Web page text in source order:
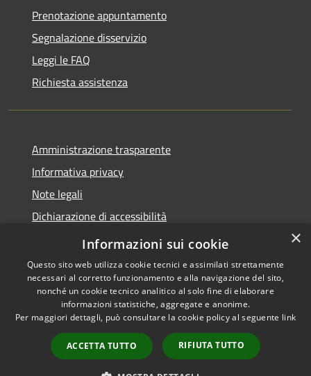
Prenotazione appuntamento
Segnalazione disservizio
Leggi le FAQ
Richiesta assistenza
Amministrazione trasparente
Informativa privacy
Note legali
Dichiarazione di accessibilità
Whistleblowing-segnalazione illeciti
Accessibilità
Copyright © 2026 • Comune di
Torre d'Isola • Powered by
Municipium•
Accesso
redazione
×
Informazioni sui cookie
Questo sito web utilizza cookie tecnici e assimilati strettamente
necessari al corretto funzionamento e alla navigazione del sito,
nonché un cookie tecnico analitico al solo fine di elaborare
informazioni statistiche, aggregate e anonime.
Per maggiori dettagli, può consultare la cookie policy al seguente link
ACCETTA TUTTO RIFIUTA TUTTO